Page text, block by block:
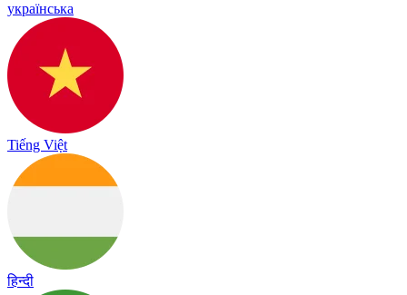
українська
Tiếng Việt
हिन्दी